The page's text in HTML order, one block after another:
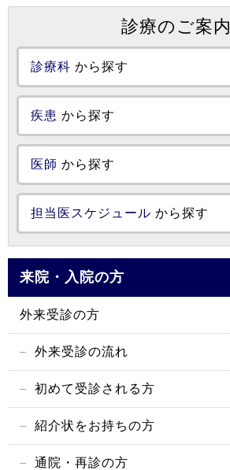
診療のご案内
診療科 から探す
疾患 から探す
医師 から探す
担当医スケジュール から探す
来院・入院の方
外来受診の方
外来受診の流れ
初めて受診される方
紹介状をお持ちの方
通院・再診の方